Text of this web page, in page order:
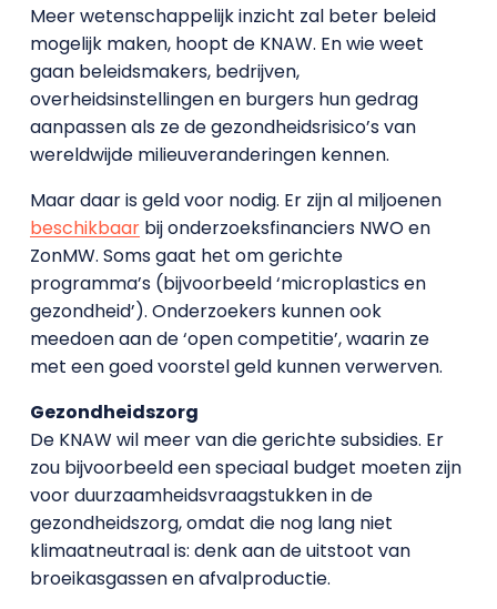
Meer wetenschappelijk inzicht zal beter beleid
mogelijk maken, hoopt de KNAW. En wie weet
gaan beleidsmakers, bedrijven,
overheidsinstellingen en burgers hun gedrag
aanpassen als ze de gezondheidsrisico’s van
wereldwijde milieuveranderingen kennen.
Maar daar is geld voor nodig. Er zijn al miljoenen
beschikbaarbij onderzoeksfinanciers NWO en
ZonMW. Soms gaat het om gerichte
programma’s (bijvoorbeeld ‘microplastics en
gezondheid’). Onderzoekers kunnen ook
meedoen aan de ‘open competitie’, waarin ze
met een goed voorstel geld kunnen verwerven.
Gezondheidszorg
De KNAW wil meer van die gerichte subsidies. Er
zou bijvoorbeeld een speciaal budget moeten zijn
voor duurzaamheidsvraagstukken in de
gezondheidszorg, omdat die nog lang niet
klimaatneutraal is: denk aan de uitstoot van
broeikasgassen en afvalproductie.